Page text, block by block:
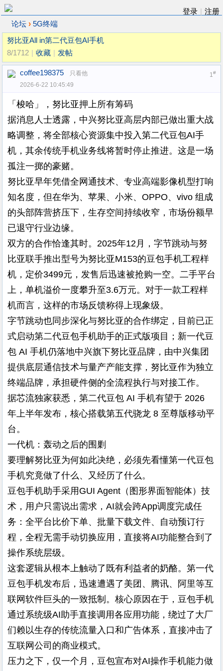
登录
注册
论坛 › 5G终端
努比亚All in第二代豆包AI手机
8/1712
收藏 发帖
1#
coffee198375
只看他
2026-6-22 10:45:49
「梭哈」，努比亚押上所有筹码
据消息人士透露，中兴努比亚高层内部已做出重大战
略调整，将全部核心资源集中投入第二代豆包AI手
机，其余传统手机业务线将暂时停止推进。这是一场
孤注一掷的豪赌。
努比亚早年凭借全网通技术、专业高端影像机型打响
知名度，但在华为、苹果、小米、OPPO、vivo 组成
的头部阵营挤压下，生存空间持续收窄，市场份额早
已退守行业边缘。
双方的合作恰逢其时。2025年12月，字节跳动与努
比亚联手推出型号为努比亚M153的豆包手机工程样
机，定价3499元，发售后迅速被抢购一空。二手平台
上，单机溢价一度攀升至3.6万元。对于一款工程样
机而言，这样的市场反馈称得上现象级。
字节跳动也同步深化与努比亚的合作绑定，目前已正
式启动第二代豆包手机助手的正式版项目；新一代豆
包 AI 手机仍落地中兴旗下努比亚品牌，由中兴集团
提供底层通信技术与量产产能支撑，努比亚作为独立
终端品牌，承担硬件侧的全流程执行与对接工作。
据芯流独家获悉，第二代豆包 AI 手机有望于 2026
年上半年发布，核心搭载第五代骁龙 8 至尊版移动平
台。
一代机：轰动之后的围剿
要理解努比亚为何如此决绝，必须先看懂第一代豆包
手机究竟做了什么、又经历了什么。
豆包手机助手采用GUI Agent（图形界面智能体）技
术，用户只需说出需求，AI就会跨App调度完成任
务：全平台比价下单、批量下载文件、自动预订行
程，全程无需手动切换应用，直接将AI功能整合到了
操作系统层级。
这套逻辑从根本上触动了既有利益者的奶酪。第一代
豆包手机发布后，迅速遭遇了美团、腾讯、阿里等互
联网软件巨头的一致抵制。核心原因在于，豆包手机
通过系统级AI助手直接调用各应用功能，绕过了大厂
们赖以生存的传统流量入口和广告体系，直接冲击了
互联网公司的商业模式。
压力之下，仅一个月，豆包宣布对AI操作手机能力做